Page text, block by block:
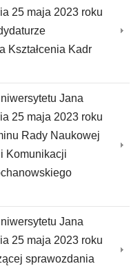
25 maja 2023 roku
Kształcenia Kadr
Jana
25 maja 2023 roku
Rady Naukowej
Komunikacji
Jana
25 maja 2023 roku
sprawozdania